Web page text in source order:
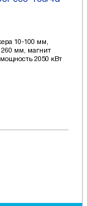
10-100 мм,
260 мм, магнит
2050 кВт